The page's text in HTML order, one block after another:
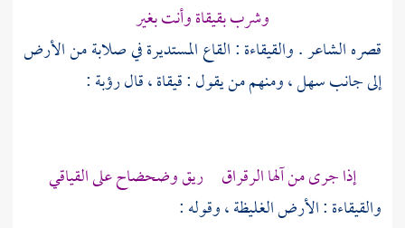
وشرب بقيقاة وأنت بغير
قصره الشاعر . والقيقاءة : القاع المستديرة في صلابة من الأرض
إلى جانب سهل ، ومنهم من يقول : قيقاة ، قالرؤبة:
إذا جرى من آلها الرقراق ريق وضحضاح على القياقي
والقيقاءة : الأرض الغليظة ، وقوله :